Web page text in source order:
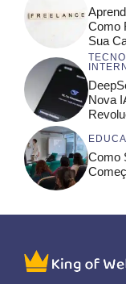
Como
Sua
Nova
Como